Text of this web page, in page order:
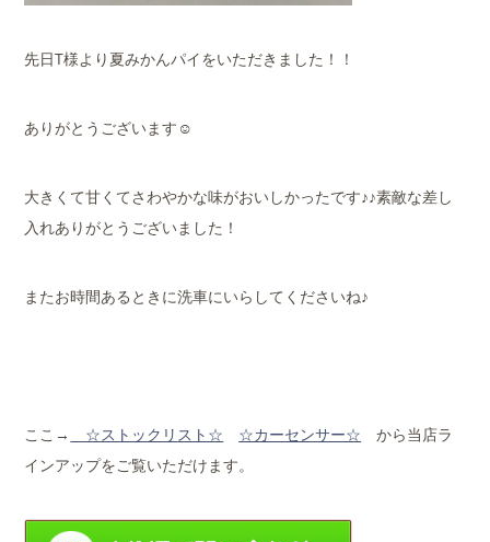
先日T様より夏みかんパイをいただきました！！
ありがとうございます☺
大きくて甘くてさわやかな味がおいしかったです♪♪素敵な差し
入れありがとうございました！
またお時間あるときに洗車にいらしてくださいね♪
ここ→ ☆ストックリ スト☆ ☆カーセンサー☆ から当店ラ
インアップをご覧いただけます。